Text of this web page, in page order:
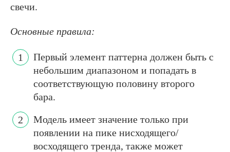
свечи.
Основные правила:
Первый элемент паттерна должен быть с
небольшим диапазоном и попадать в
соответствующую половину второго
бара.
Модель имеет значение только при
появлении на пике нисходящего/
восходящего тренда, также может